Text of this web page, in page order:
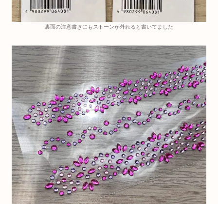
裏面の注意書きにもストーンが外れると書いてました